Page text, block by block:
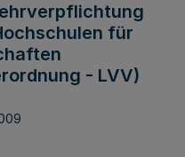
für
- LVV)